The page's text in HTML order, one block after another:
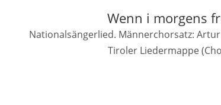
Wenn i morgens
Nationalsängerlied. Männerchorsatz:
Tiroler Liedermappe